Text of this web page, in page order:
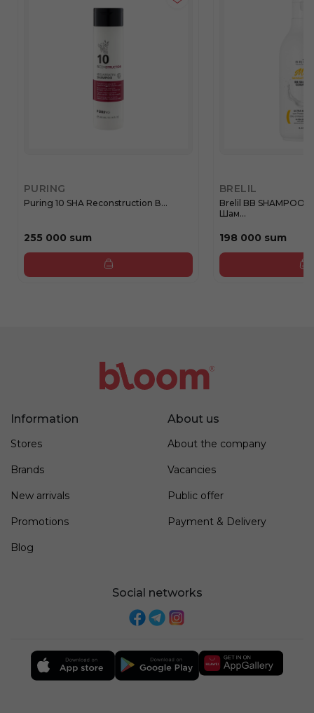
PURING
Puring 10 SHA Reconstruction В...
255 000 sum
BRELIL
Brelil BB SHAMPOO
Шам...
198 000 sum
Information
Stores
Brands
New arrivals
Promotions
Blog
About us
About the company
Vacancies
Public offer
Payment & Delivery
Social networks